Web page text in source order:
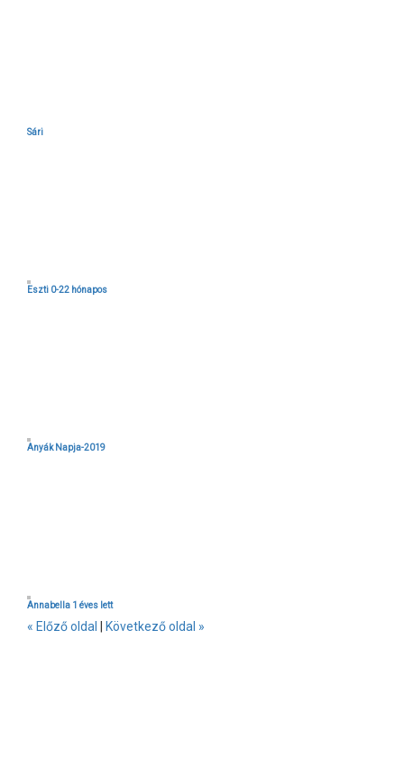
Sári
Eszti 0-22 hónapos
Anyák Napja-2019
Annabella 1 éves lett
« Előző oldal Következő oldal »